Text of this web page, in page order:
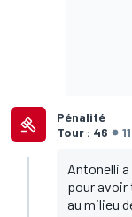
Pénalité
Tour : 46
Antonelli
pour avoir
au milieu